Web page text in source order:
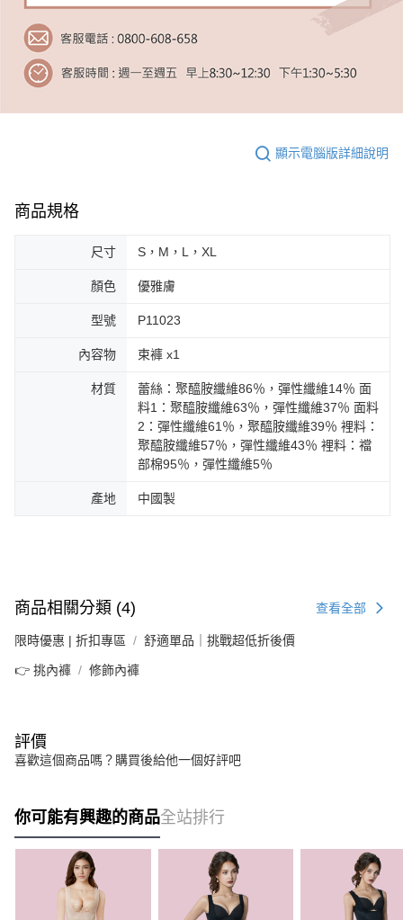
顯示電腦版詳細說明
商品規格
尺寸 S，M，L，XL
顏色 優雅膚
型號 P11023
內容物 束褲 x1
材質
蕾絲：聚醯胺纖維86％，彈性纖維14％ 面
料1：聚醯胺纖維63％，彈性纖維37％ 面料
2：彈性纖維61％，聚醯胺纖維39％ 裡料：
聚醯胺纖維57％，彈性纖維43％ 裡料：襠
部棉95％，彈性纖維5％
產地 中國製
商品相關分類 (4) 查看全部
限時優惠 | 折扣專區 舒適單品｜挑戰超低折後價
👉 挑內褲 修飾內褲
評價
喜歡這個商品嗎？購買後給他一個好評吧
你可能有興趣的商品全站排行